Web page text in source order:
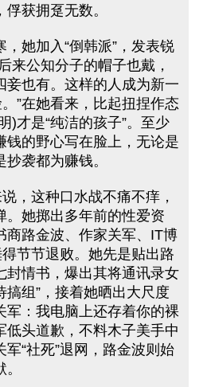
获拥趸无数。
她加入“倒韩派”，发表锐
来公知分子的帽子也戴，
妾也有。这样的人成为新一
”在她看来，比起扭捏作态
)才是“纯洁的孩子”。至少
钱的野心写在脸上，无论是
袭都为赚钱。
，这种口水战不痛不痒，
。她掷出多年前的性爱资
商路金波、作家关军、IT博
得节节退败。她先是贴出路
封情书，爆出其将通讯录女
搞组”，接着她晒出大尺度
军：我电脑上还存着你的裸
低头道歉，不料木子美手中
“社死”退网，路金波则始